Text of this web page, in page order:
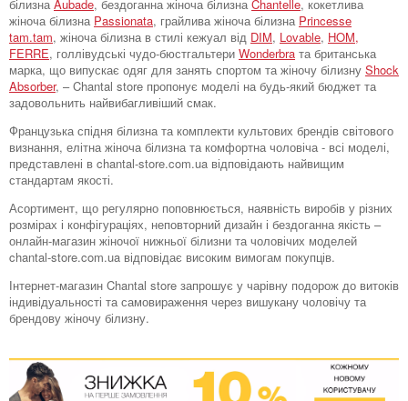
білизна Aubade, бездоганна жіноча білизна Chantelle, кокетлива
жіноча білизна Passionata, грайлива жіноча білизна Princesse
tam.tam, жіноча білизна в стилі кежуал від DIM, Lovable, HOM,
FERRE, голлівудські чудо-бюстгальтери Wonderbra та британська
марка, що випускає одяг для занять спортом та жіночу білизну Shock
Absorber, – Chantal store пропонує моделі на будь-який бюджет та
задовольнить найвибагливіший смак.
Французька спідня білизна та комплекти культових брендів світового
визнання, елітна жіноча білизна та комфортна чоловіча - всі моделі,
представлені в chantal-store.com.ua відповідають найвищим
стандартам якості.
Асортимент, що регулярно поповнюється, наявність виробів у різних
розмірах і конфігураціях, неповторний дизайн і бездоганна якість –
онлайн-магазин жіночої нижньої білизни та чоловічих моделей
chantal-store.com.ua відповідає високим вимогам покупців.
Інтернет-магазин Chantal store запрошує у чарівну подорож до витоків
індивідуальності та самовираження через вишукану чоловічу та
брендову жіночу білизну.